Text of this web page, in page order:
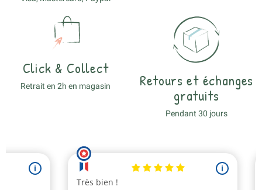
Click & Collect
Retrait en 2h en magasin
Retours et échanges
gratuits
Pendant 30 jours